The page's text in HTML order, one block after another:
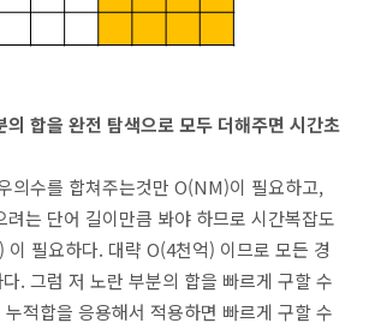
합을 완전 탐색으로 모두 더해주면 시간초
의수를 합쳐주는것만 O(NM)이 필요하고,
려는 단어 길이만큼 봐야 하므로 시간복잡도
필요하다. 대략 O(4천억) 이므로 모든 경
. 그럼 저 노란 부분의 합을 빠르게 구할 수
적합을 응용해서 적용하면 빠르게 구할 수